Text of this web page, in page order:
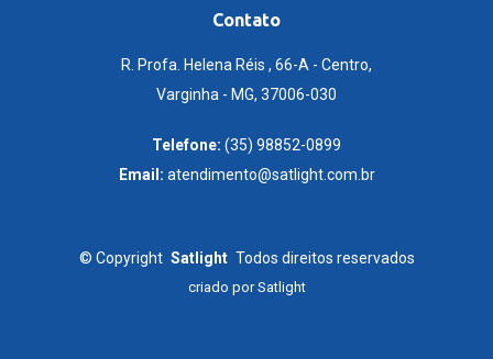
Contato
R. Profa. Helena Réis , 66-A - Centro,
Varginha - MG, 37006-030
Telefone: (35) 98852-0899
Email: atendimento@satlight.com.br
© Copyright Satlight Todos direitos reservados
criado porSatlight